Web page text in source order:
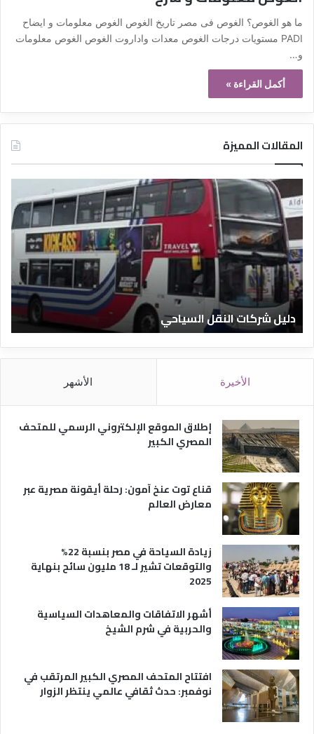
ما هو الغوص؟ الغوص فى مصر تاريخ الغوص الغوص معلومات و ايضاح
PADI مستويات درجات الغوص معدات واداروت الغوص الغوص معلومات
و…
أكمل القراءة »
المقالات المميزة
ل
ي
ا
ل
ف
ن
ق
ا
ل
ر
ة
دليل الفنادق المصرية
ق
و
الأخيرة الأشهر
إطلاق الموقع الإلكتروني الرسمي للمتحف
المصري الكبير
قناع توت عنخ آمون: رحلة أيقونة مصرية عبر
معارض العالم
زيادة السياحة في مصر بنسبة 22%
والتوقعات تشير لـ 18 مليون سائح بنهاية
2025
أشهر الاتفاقات والمعاهدات السياسية
والحربية في شرم الشيخ
افتتاح المتحف المصري الكبير المرتقب في
نوفمبر: حدث ثقافي عالمي ينتظر الزوار